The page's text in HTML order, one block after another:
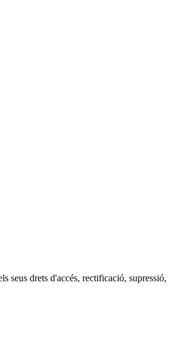
seus drets d'accés, rectificació, supressió,